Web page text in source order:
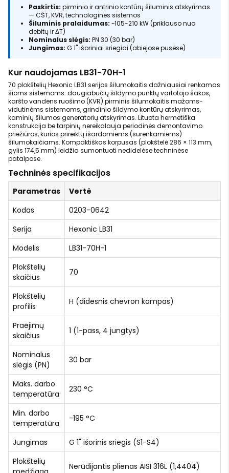
Paskirtis: pirminio ir antrinio kontūrų šiluminis atskyrimas
— CŠT, KVR, technologinės sistemos
Šiluminis pralaidumas: ~105-210 kW (priklauso nuo
debitų ir ΔT)
Nominalus slėgis: PN 30 (30 bar)
Jungimas: G 1" išoriniai sriegiai (abiejose pusėse)
Kur naudojamas LB31-70H-1
70 plokštelių Hexonic LB31 serijos šilumokaitis dažniausiai renkamas
šioms sistemoms: daugiabučių šildymo punktų vartotojo šakos,
karšto vandens ruošimo (KVR) pirminis šilumokaitis mažoms-
vidutinėms sistemoms, grindinio šildymo kontūrų atskyrimas,
kaminių šilumos generatorių atskyrimas. Lituota hermetiška
konstrukcija be tarpinių nereikalauja periodinės demontavimo
priežiūros, kurios prireiktų išardomiems (surenkamiems)
šilumokaičiams. Kompaktiškas korpusas (plokštelė 286 × 113 mm,
gylis 174,5 mm) leidžia sumontuoti nedidelėse techninėse
patalpose.
Techninės specifikacijos
Parametras
Vertė
Kodas
0203-0642
Serija
Hexonic LB31
Modelis
LB31-70H-1
Plokštelių
skaičius
70
Plokštelių
profilis
H (didesnis chevron kampas)
Praėjimų
skaičius
1 (1-pass, 4 jungtys)
Nominalus
slėgis (PN)
30 bar
Maks. darbo
temperatūra
230 °C
Min. darbo
temperatūra
-195 °C
Jungimas
G 1" išorinis sriegis (S1-S4)
Plokštelių
Nerūdijantis plienas AISI 316L (1,4404)